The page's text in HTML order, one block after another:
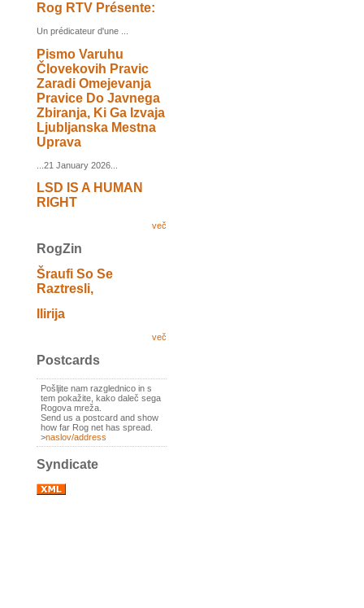
Rog RTV Présente:
Un prédicateur d'une ...
Pismo Varuhu
Človekovih Pravic
Zaradi Omejevanja
Pravice Do Javnega
Zbiranja, Ki Ga Izvaja
Ljubljanska Mestna
Uprava
...21 January 2026...
LSD IS A HUMAN
RIGHT
več
RogZin
Šraufi So Se
Raztresli,
Ilirija
več
Postcards
Pošljite nam razglednico in s
tem pokažite, kako daleč sega
Rogova mreža.
Send us a postcard and show
how far Rog net has spread.
>naslov/address
Syndicate